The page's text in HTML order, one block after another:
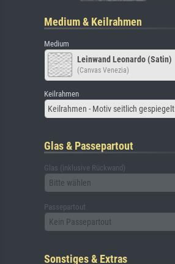
Medium & Keilrahmen
Medium
Leinwand Leonardo (Satin)
(Canvas Venezia)
Keilrahmen
Keilrahmen - Motiv seitlich gespiegelt
Glas & Passepartout
Glas (inklusive Rückwand)
Bitte wählen
Passepartout
Kein Passepartout
Sonstiges & Extras